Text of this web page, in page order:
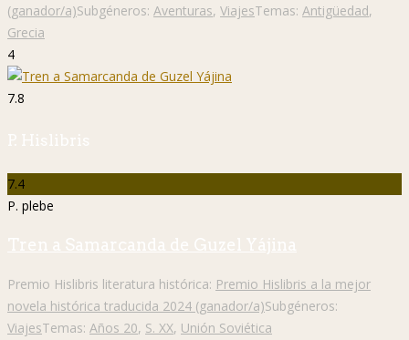
(ganador/a)Subgéneros: Aventuras, ViajesTemas: Antigüedad,
Grecia
4
7.8
P. Hislibris
7.4
P. plebe
Tren a Samarcanda de Guzel Yájina
Premio Hislibris literatura histórica: Premio Hislibris a la mejor
novela histórica traducida 2024 (ganador/a)Subgéneros:
ViajesTemas: Años 20, S. XX, Unión Soviética